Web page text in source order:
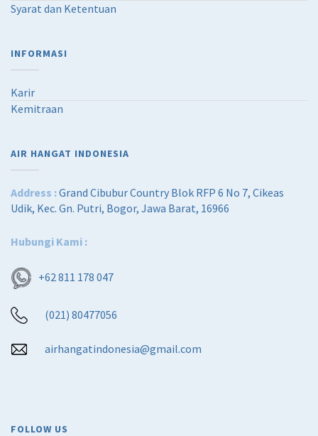
Syarat dan Ketentuan
INFORMASI
Karir
Kemitraan
AIR HANGAT INDONESIA
Address :Grand Cibubur Country Blok RFP 6 No 7, Cikeas
Udik, Kec. Gn. Putri, Bogor, Jawa Barat, 16966
Hubungi Kami :
+62 811 178 047
(021) 80477056
airhangatindonesia@gmail.com
FOLLOW US